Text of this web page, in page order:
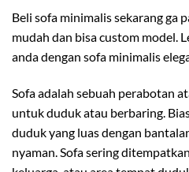
Beli sofa minimalis sekarang ga
mudah dan bisa custom model.
anda dengan sofa minimalis
Sofa adalah sebuah perabotan
untuk duduk atau berbaring.
duduk yang luas dengan
nyaman. Sofa sering